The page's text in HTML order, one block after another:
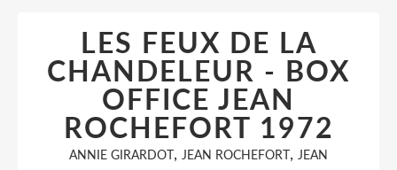
LES FEUX DE LA
CHANDELEUR - BOX
OFFICE JEAN
ROCHEFORT 1972
ANNIE GIRARDOT , JEAN ROCHEFORT , JEAN